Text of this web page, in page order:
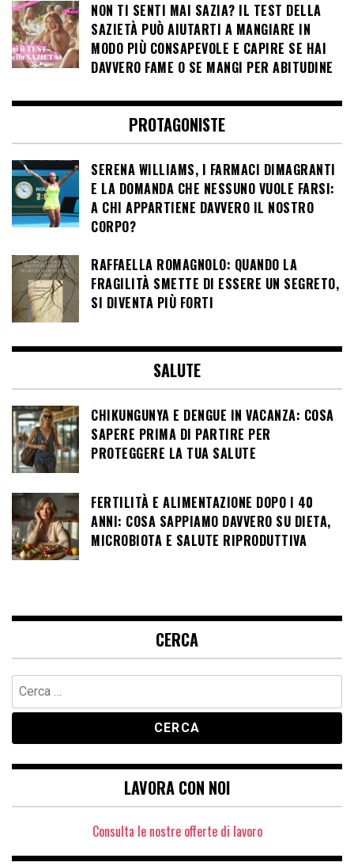
NON TI SENTI MAI SAZIA? IL TEST DELLA
SAZIETÀ PUÒ AIUTARTI A MANGIARE IN
MODO PIÙ CONSAPEVOLE E CAPIRE SE HAI
DAVVERO FAME O SE MANGI PER ABITUDINE
PROTAGONISTE
SERENA WILLIAMS, I FARMACI DIMAGRANTI
E LA DOMANDA CHE NESSUNO VUOLE FARSI:
A CHI APPARTIENE DAVVERO IL NOSTRO
CORPO?
RAFFAELLA ROMAGNOLO: QUANDO LA
FRAGILITÀ SMETTE DI ESSERE UN SEGRETO,
SI DIVENTA PIÙ FORTI
SALUTE
CHIKUNGUNYA E DENGUE IN VACANZA: COSA
SAPERE PRIMA DI PARTIRE PER
PROTEGGERE LA TUA SALUTE
FERTILITÀ E ALIMENTAZIONE DOPO I 40
ANNI: COSA SAPPIAMO DAVVERO SU DIETA,
MICROBIOTA E SALUTE RIPRODUTTIVA
CERCA
Ricerca
per:
LAVORA CON NOI
Consulta le nostre offerte di lavoro